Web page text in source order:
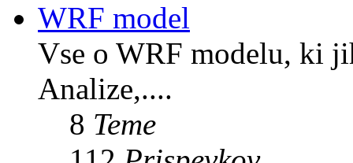
WRF model
Vse o WRF modelu, ki
Analize,....
8 Teme